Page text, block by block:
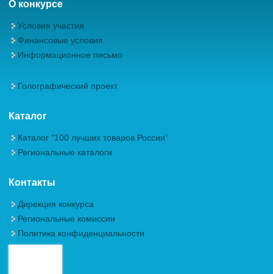
О конкурсе
Условия участия
Финансовые условия
Информационное письмо
Голографический проект
Каталог
Каталог "100 лучших товаров России"
Региональные каталоги
Контакты
Дирекция конкурса
Региональные комиссии
Политика конфиденциальности